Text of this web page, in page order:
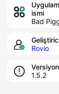
ismi
Bad
Rovio
Versiyon
1.5.2